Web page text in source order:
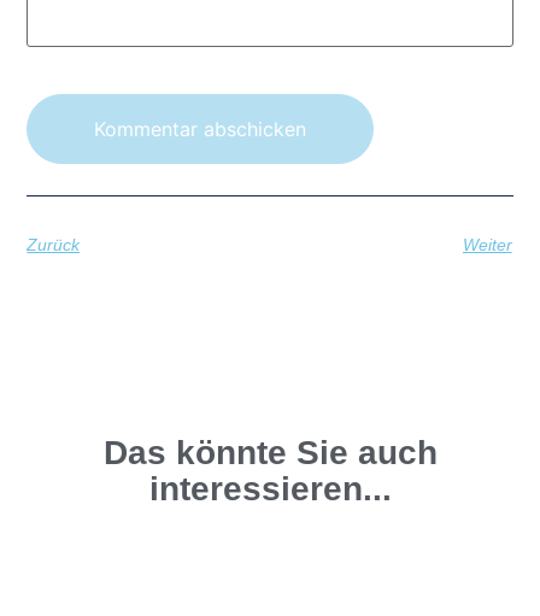
Zurück Weiter
Das könnte Sie auch
interessieren...